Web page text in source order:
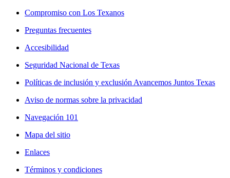
Compromiso con Los Texanos
Preguntas frecuentes
Accesibilidad
Seguridad Nacional de Texas
Políticas de inclusión y exclusión Avancemos Juntos Texas
Aviso de normas sobre la privacidad
Navegación 101
Mapa del sitio
Enlaces
Términos y condiciones